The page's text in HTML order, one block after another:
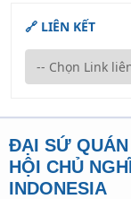
🔗 LIÊN KẾT
ĐẠI SỨ
HỘI CHỦ
INDONESIA